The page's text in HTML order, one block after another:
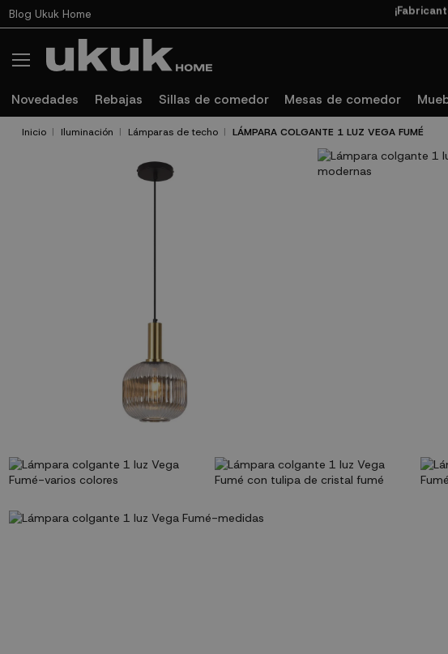
Blog Ukuk Home
Novedades Rebajas Sillas de comedor Mesas de comedor
Inicio Iluminación Lámparas de techo LÁMPARA COLGANTE 1 LUZ VEGA FUMÉ